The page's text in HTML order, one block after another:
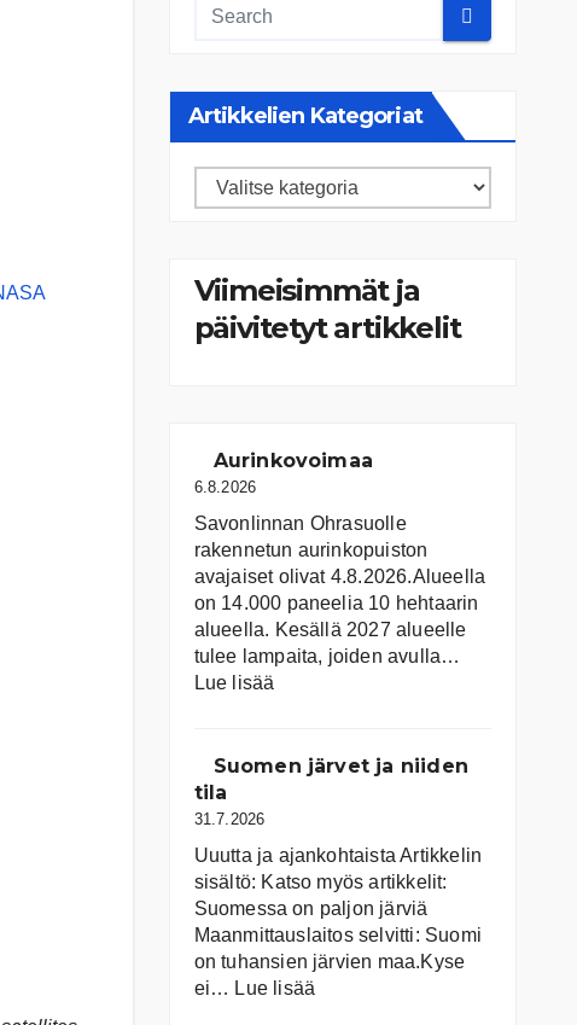
Artikkelien Kategoriat
Artikkelien
Viimeisimmät ja
päivitetyt artikkelit
Aurinkovoimaa
6.8.2026
Savonlinnan Ohrasuolle
rakennetun aurinkopuiston
avajaiset olivat 4.8.2026.Alueella
on 14.000 paneelia 10 hehtaarin
alueella. Kesällä 2027 alueelle
tulee lampaita, joiden avulla…
Lue lisää
Suomen järvet ja niiden
tila
31.7.2026
Uuutta ja ajankohtaista Artikkelin
sisältö: Katso myös artikkelit:
Suomessa on pal­jon jär­viä
Maanmittauslaitos selvitti: Suomi
on tuhansien järvien maa.Kyse
ei… Lue lisää